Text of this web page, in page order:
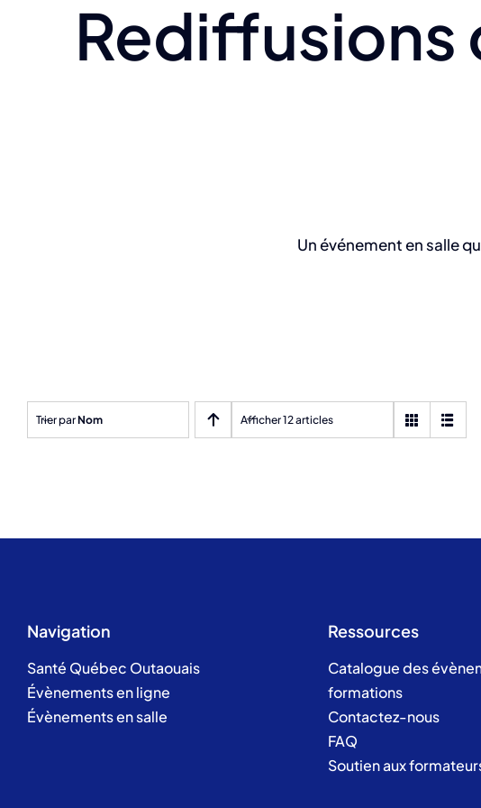
Rediffusions
Un événement en salle
Trier parNom Afficher 12 articles
Navigation
Santé Québec Outaouais
Évènements en ligne
Évènements en salle
Ressources
Catalogue des
formations
Contactez-nous
FAQ
Soutien aux